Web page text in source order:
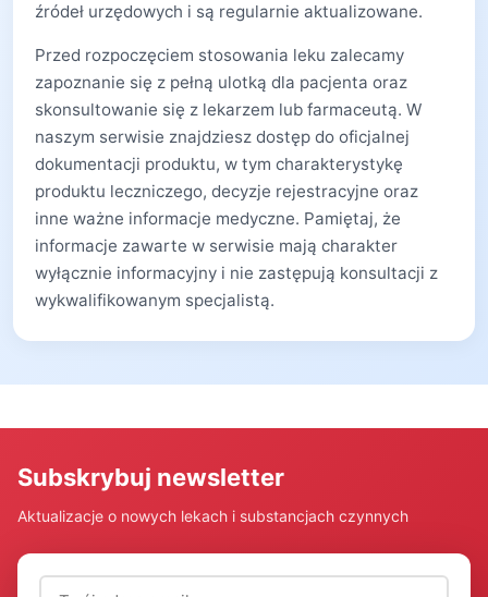
źródeł urzędowych i są regularnie aktualizowane.
Przed rozpoczęciem stosowania leku zalecamy
zapoznanie się z pełną ulotką dla pacjenta oraz
skonsultowanie się z lekarzem lub farmaceutą. W
naszym serwisie znajdziesz dostęp do oficjalnej
dokumentacji produktu, w tym charakterystykę
produktu leczniczego, decyzje rejestracyjne oraz
inne ważne informacje medyczne. Pamiętaj, że
informacje zawarte w serwisie mają charakter
wyłącznie informacyjny i nie zastępują konsultacji z
wykwalifikowanym specjalistą.
Subskrybuj newsletter
Aktualizacje o nowych lekach i substancjach czynnych
Adres email (wymagany)